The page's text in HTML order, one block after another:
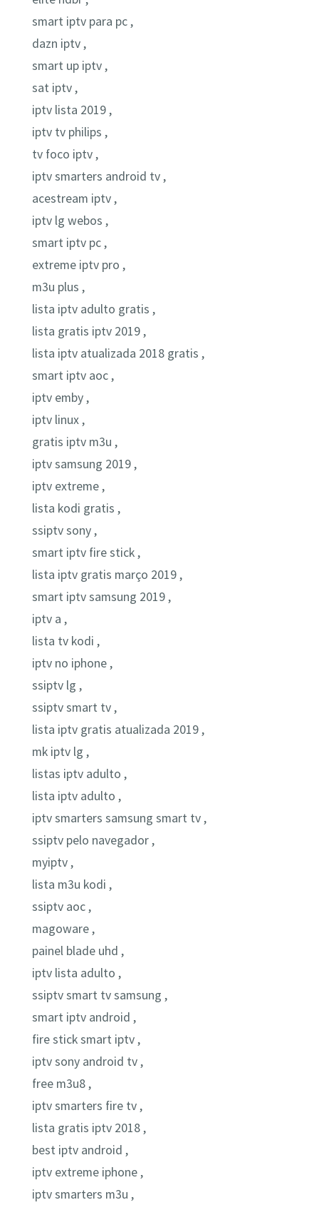
smart iptv para pc ,
dazn iptv ,
smart up iptv ,
sat iptv ,
iptv lista 2019 ,
iptv tv philips ,
tv foco iptv ,
iptv smarters android tv ,
acestream iptv ,
iptv lg webos ,
smart iptv pc ,
extreme iptv pro ,
m3u plus ,
lista iptv adulto gratis ,
lista gratis iptv 2019 ,
lista iptv atualizada 2018 gratis ,
smart iptv aoc ,
iptv emby ,
iptv linux ,
gratis iptv m3u ,
iptv samsung 2019 ,
iptv extreme ,
lista kodi gratis ,
ssiptv sony ,
smart iptv fire stick ,
lista iptv gratis março 2019 ,
smart iptv samsung 2019 ,
iptv a ,
lista tv kodi ,
iptv no iphone ,
ssiptv lg ,
ssiptv smart tv ,
lista iptv gratis atualizada 2019 ,
mk iptv lg ,
listas iptv adulto ,
lista iptv adulto ,
iptv smarters samsung smart tv ,
ssiptv pelo navegador ,
myiptv ,
lista m3u kodi ,
ssiptv aoc ,
magoware ,
painel blade uhd ,
iptv lista adulto ,
ssiptv smart tv samsung ,
smart iptv android ,
fire stick smart iptv ,
iptv sony android tv ,
free m3u8 ,
iptv smarters fire tv ,
lista gratis iptv 2018 ,
best iptv android ,
iptv extreme iphone ,
iptv smarters m3u ,